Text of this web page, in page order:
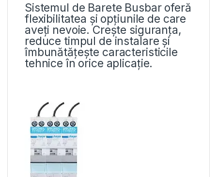
Sistemul de Barete Busbar oferă
flexibilitatea și opțiunile de care
aveți nevoie. Crește siguranța,
reduce timpul de instalare și
îmbunătățește caracteristicile
tehnice în orice aplicație.